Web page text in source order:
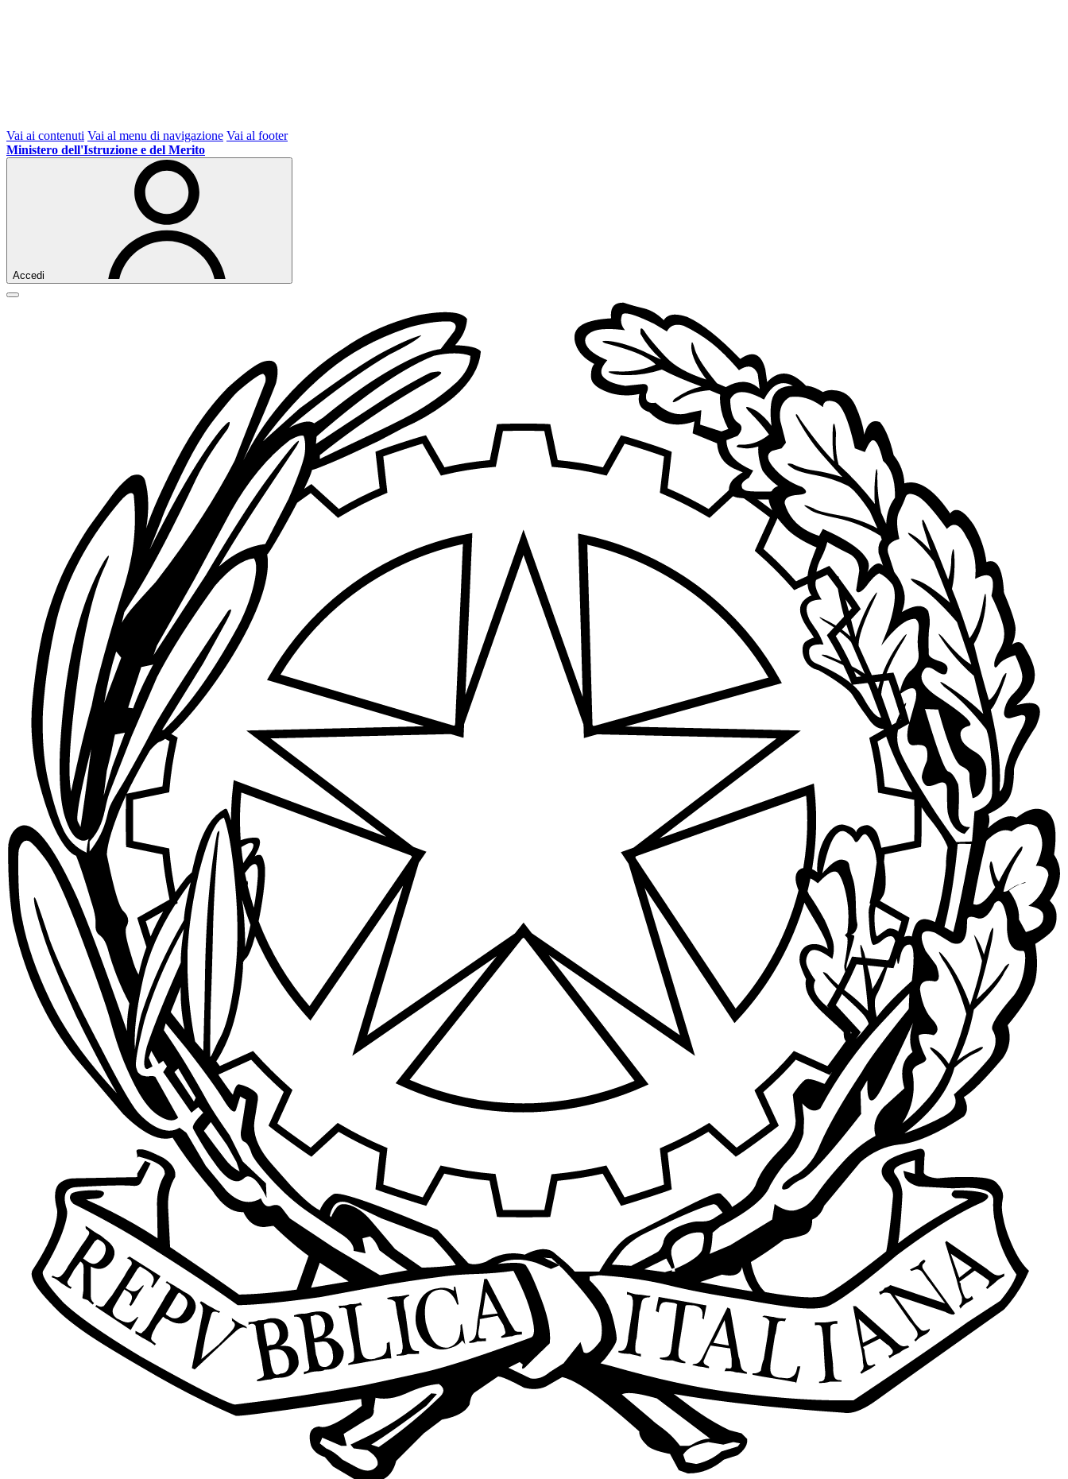
Vai ai contenuti Vai al menu di navigazione Vai al footer
Ministero dell'Istruzione e del Merito
Accedi